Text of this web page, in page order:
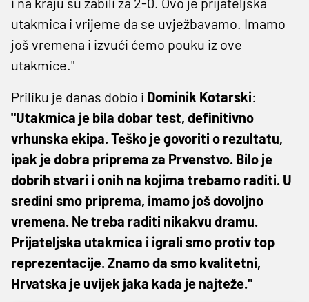
utakmica i vrijeme da se uvježbavamo. Imamo
još vremena i izvući ćemo pouku iz ove
utakmice."
Priliku je danas dobio i Dominik Kotarski:
"Utakmica je bila dobar test, definitivno
vrhunska ekipa. Teško je govoriti o rezultatu,
ipak je dobra priprema za Prvenstvo. Bilo je
dobrih stvari i onih na kojima trebamo raditi. U
sredini smo priprema, imamo još dovoljno
vremena. Ne treba raditi nikakvu dramu.
Prijateljska utakmica i igrali smo protiv top
reprezentacije. Znamo da smo kvalitetni,
Hrvatska je uvijek jaka kada je najteže."